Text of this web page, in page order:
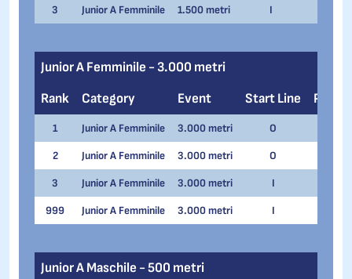
3 Junior A Femminile 1.500 metri I
Junior A Femminile - 3.000 metri
Rank
Category Event Start Line Pair
1 Junior A Femminile 3.000 metri O
2 Junior A Femminile 3.000 metri O
3 Junior A Femminile 3.000 metri I
999 Junior A Femminile 3.000 metri I
Junior A Maschile - 500 metri